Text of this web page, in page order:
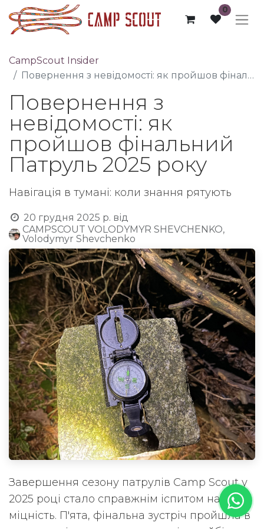
0
CampScout Insider
Повернення з невідомості: як пройшов фінальний Патруль 2025 року
Повернення з
невідомості: як
пройшов фінальний
Патруль 2025 року
Навігація в тумані: коли знання рятують
20 грудня 2025 р. від
CAMPSCOUT VOLODYMYR SHEVCHENKO,
Volodymyr Shevchenko
Завершення сезону патрулів Camp Scout у
2025 році стало справжнім іспитом на
міцність. П'ята, фінальна зустріч пройшла в